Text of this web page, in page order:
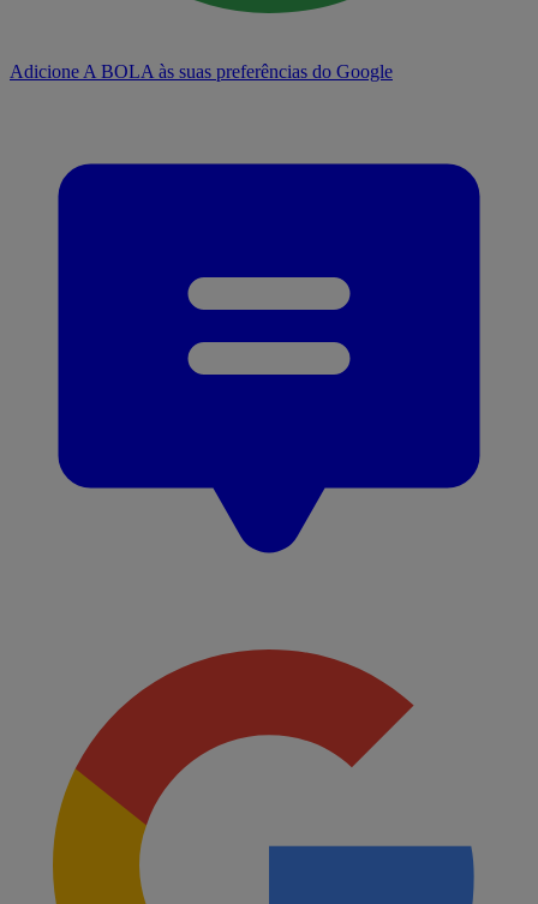
Adicione A BOLA às suas preferências do Google